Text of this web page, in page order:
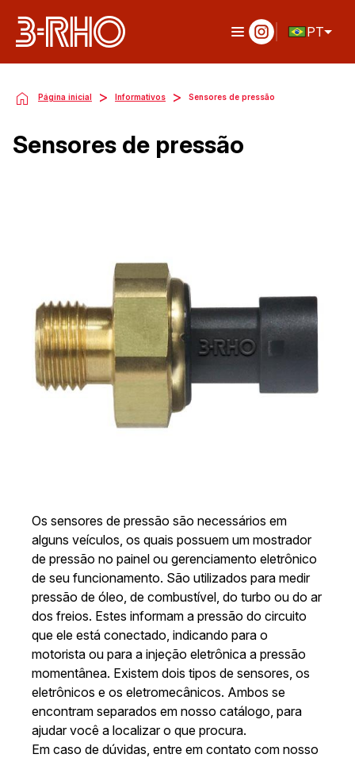
PT
Página inicial > Informativos > Sensores de pressão
Sensores de pressão
Os sensores de pressão são necessários em
alguns veículos, os quais possuem um mostrador
de pressão no painel ou gerenciamento eletrônico
de seu funcionamento. São utilizados para medir
pressão de óleo, de combustível, do turbo ou do ar
dos freios. Estes informam a pressão do circuito
que ele está conectado, indicando para o
motorista ou para a injeção eletrônica a pressão
momentânea. Existem dois tipos de sensores, os
eletrônicos e os eletromecânicos. Ambos se
encontram separados em nosso catálogo, para
ajudar você a localizar o que procura.
Em caso de dúvidas, entre em contato com nosso